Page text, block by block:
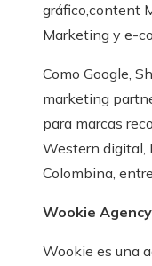
gráfico,content
Marketing y e-
Como Google,
marketing
para marcas
Western digital,
Colombina,
Wookie Agency
Wookie es una